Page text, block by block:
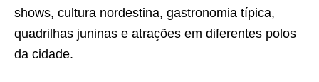
shows, cultura nordestina, gastronomia típica,
quadrilhas juninas e atrações em diferentes polos
da cidade.